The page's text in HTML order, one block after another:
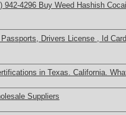
942-4296 Buy Weed Hashish
Drivers License , Id
in Texas. California.
Suppliers